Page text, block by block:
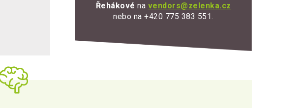
Řehákové na vendors@zelenka.cz
nebo na +420 775 383 551.